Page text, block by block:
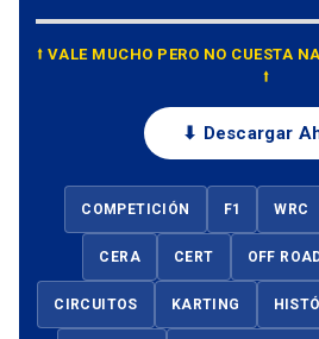
⭡ VALE MUCHO PERO NO CUESTA
⭡
⬇ Descargar
COMPETICIÓN F1 WRC
CERA CERT OFF
CIRCUITOS KARTING